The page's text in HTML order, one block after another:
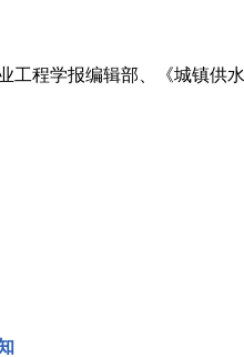
程学报编辑部、《城镇供